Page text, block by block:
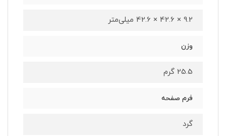
9.2 × 42.6 × 42.6 میلی‌متر
وزن
25.5 گرم
فرم صفحه
گرد